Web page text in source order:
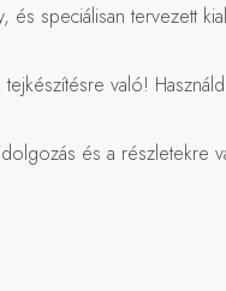
és speciálisan tervezett
való!
és a részletekre